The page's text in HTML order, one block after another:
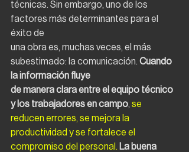
técnicas. Sin embargo, uno de los
factores más determinantes para el
éxito de
una obra es, muchas veces, el más
subestimado: la comunicación. Cuando
la información fluye
de manera clara entre el equipo técnico
y los trabajadores en campo, se
reducen errores, se mejora la
productividad y se fortalece el
compromiso del personal. La buena